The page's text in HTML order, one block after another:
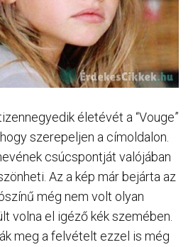
életévét a “Vouge”
szerepeljen a címoldalon.
csúcspontját valójában
Az a kép már bejárta az
még nem volt olyan
volna el igéző kék szemében.
meg a felvételt ezzel is még